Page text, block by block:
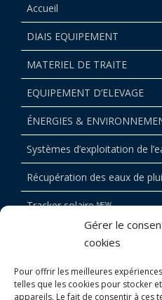
Gérer le
cookies
Pour offrir les meilleures
telles que les cookies pour stocker
appareils. Le fait de consentir à ces
Accueil
DIAIS EQUIPEMENT
MATERIEL DE TRAITE
EQUIPEMENT D’ELEVAGE
ÉNERGIES &
Systèmes d’exploitation de
Récupération des eaux de
Tracker solaire ᴺᴱᵂ
CONTACT